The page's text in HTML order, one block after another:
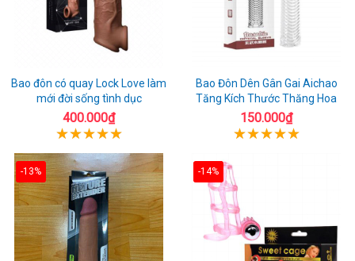
Bao đôn có quay Lock Love làm
mới đời sống tình dục
400.000₫
Bao Đôn Dên Gân Gai Aichao
Tăng Kích Thước Thăng Hoa
150.000₫
-13% -14%